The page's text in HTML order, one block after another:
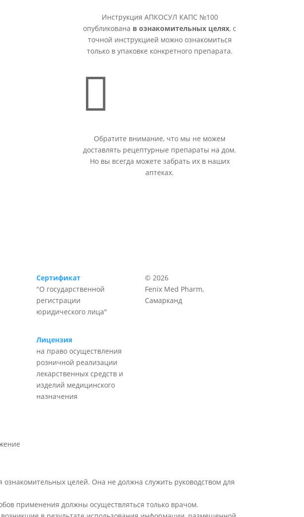
Инструкция АПКОСУЛ КАПС №100
опубликована в ознакомительных целях, с
точной инструкцией можно ознакомиться
только в упаковке конкретного препарата.

Обратите внимание, что мы не можем
доставлять рецептурные препараты на дом.
Но вы всегда можете забрать их в наших
аптеках.
Сертификат
"О государственной
регистрации
юридического лица"
Лицензия
на право осуществления
розничной реализации
лекарственных средств и
изделий медицинского
назначения
© 2026
Fenix Med Pharm,
Самарканд
целей. Она не должна служить руководством для
применения должны осуществляться только врачом.